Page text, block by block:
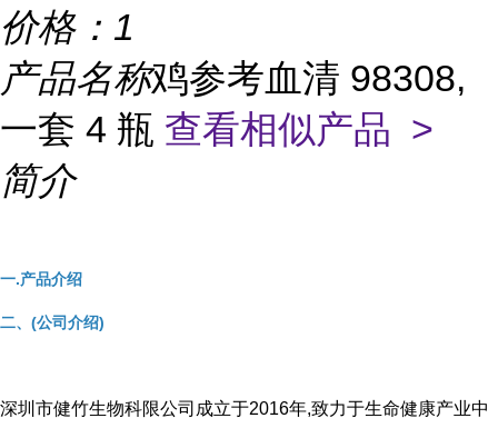
价格： 1
产品名称鸡参考血清 98308,
一套 4 瓶 查看相似产品 >
简介
一.产品介绍
二、(公司介绍)
深圳市健竹生物科限公司成立于2016年,致力于生命健康产业中